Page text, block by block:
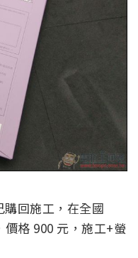
回施工，在全國
格 900 元，施工+螢